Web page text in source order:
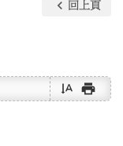
keyboard_arrow_left 回上頁
text_rotate_vertical print